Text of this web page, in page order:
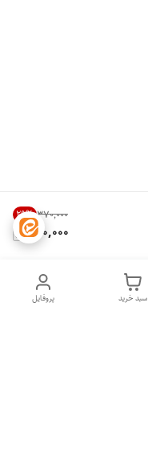
۳۷۰٬۰۰۰ 29%
260,000
پروفایل سبد خرید